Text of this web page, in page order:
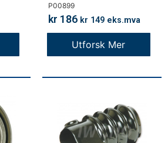
P00899
kr 186 kr 149 eks.mva
Utforsk Mer